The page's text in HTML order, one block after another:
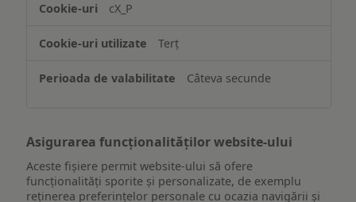
informațiilor
pe
dispozitiv
cX_P
Terț
Câteva secunde
Asigurarea funcționalităților website-ului
Aceste fișiere permit website-ului să ofere
funcționalități sporite și personalizate, de exemplu
reţinerea preferinţelor personale cu ocazia navigării și